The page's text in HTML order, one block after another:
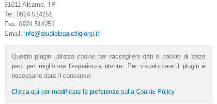
91011 Alcamo, TP
Tel: 0924.514251
Fax: 0924 514251
Email: info@studiolegaledigiorgi.it
Questo plugin utilizza cookie per raccogliere dati e cookie di terze
parti per migliorare l'esperienza utente. Per visualizzare il plugin è
necessario dare il consenso.
Clicca qui per modificare le preferenze sulla Cookie Policy